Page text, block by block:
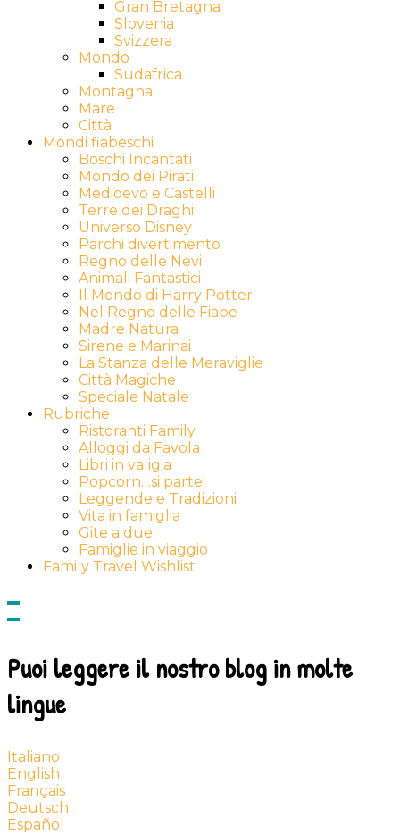
Gran Bretagna
Slovenia
Svizzera
Mondo
Sudafrica
Montagna
Mare
Città
Mondi fiabeschi
Boschi Incantati
Mondo dei Pirati
Medioevo e Castelli
Terre dei Draghi
Universo Disney
Parchi divertimento
Regno delle Nevi
Animali Fantastici
Il Mondo di Harry Potter
Nel Regno delle Fiabe
Madre Natura
Sirene e Marinai
La Stanza delle Meraviglie
Città Magiche
Speciale Natale
Rubriche
Ristoranti Family
Alloggi da Favola
Libri in valigia
Popcorn…si parte!
Leggende e Tradizioni
Vita in famiglia
Gite a due
Famiglie in viaggio
Family Travel Wishlist
Show
side
Hide
Puoi leggere il nostro blog in molte
lingue
Italiano
English
Français
Deutsch
Español